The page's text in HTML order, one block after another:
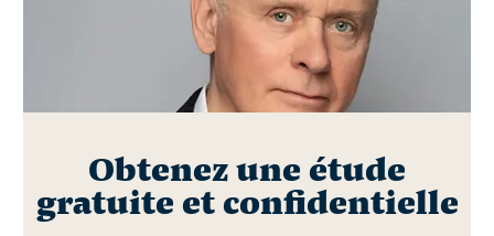
Obtenez une étude
gratuite et confidentielle